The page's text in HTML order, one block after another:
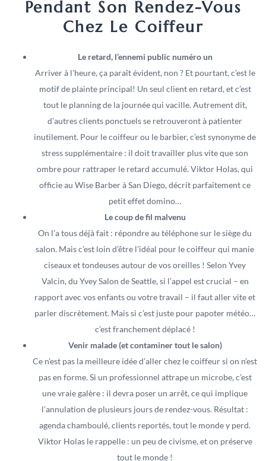
Pendant Son Rendez-Vous
Chez Le Coiffeur
Le retard, l’ennemi public numéro un
Arriver à l’heure, ça paraît évident, non ? Et pourtant, c’est le
motif de plainte principal! Un seul client en retard, et c’est
tout le planning de la journée qui vacille. Autrement dit,
d’autres clients ponctuels se retrouveront à patienter
inutilement. Pour le coiffeur ou le barbier, c’est synonyme de
stress supplémentaire : il doit travailler plus vite que son
ombre pour rattraper le retard accumulé. Viktor Holas, qui
officie au Wise Barber à San Diego, décrit parfaitement ce
petit effet domino…
Le coup de fil malvenu
On l’a tous déjà fait : répondre au téléphone sur le siège du
salon. Mais c’est loin d’être l’idéal pour le coiffeur qui manie
ciseaux et tondeuses autour de vos oreilles ! Selon Yvey
Valcin, du Yvey Salon de Seattle, si l’appel est crucial – en
rapport avec vos enfants ou votre travail – il faut aller vite et
parler discrètement. Mais si c’est juste pour papoter météo…
c’est franchement déplacé !
Venir malade (et contaminer tout le salon)
Ce n’est pas la meilleure idée d’aller chez le coiffeur si on n’est
pas en forme. Si un professionnel attrape un microbe, c’est
une vraie galère : il devra poser un arrêt, ce qui implique
l’annulation de plusieurs jours de rendez-vous. Résultat :
agenda chamboulé, clients reportés, tout le monde y perd.
Viktor Holas le rappelle : un peu de civisme, et on préserve
tout le monde !